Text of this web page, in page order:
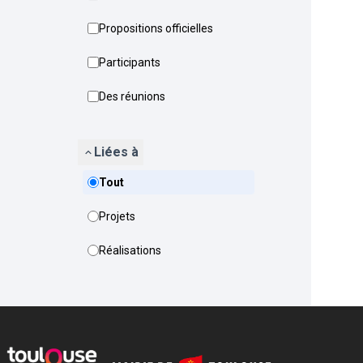
Propositions officielles
Participants
Des réunions
Liées à
Tout
Projets
Réalisations